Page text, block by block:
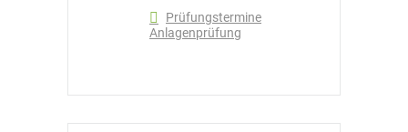
Prüfungstermine
Anlagenprüfung